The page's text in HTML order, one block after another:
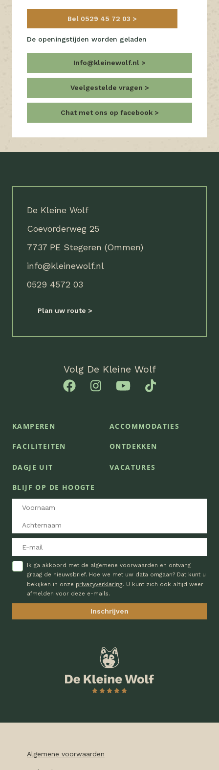
Bel 0529 45 72 03
De openingstijden worden geladen
Info@kleinewolf.nl
Veelgestelde vragen
Chat met ons op facebook
De Kleine Wolf
Coevorderweg 25
7737 PE Stegeren (Ommen)
info@kleinewolf.nl
0529 4572 03
Plan uw route
Volg De Kleine Wolf
KAMPEREN ACCOMMODATIES
FACILITEITEN ONTDEKKEN
DAGJE UIT VACATURES
BLIJF OP DE HOOGTE
Ik ga akkoord met de algemene voorwaarden en ontvang
graag de nieuwsbrief. Hoe we met uw data omgaan? Dat kunt u
bekijken in onze privacyverklaring. U kunt zich ook altijd weer
afmelden voor deze e-mails.
Algemene voorwaarden